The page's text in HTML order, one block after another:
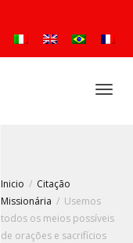
Inicio
Citação
Missionária
Usemos
todos os meios possíveis
de orações e sacrifícios